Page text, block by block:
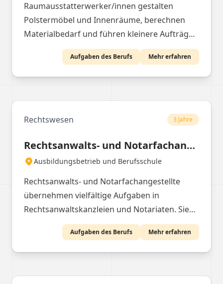
Raumausstatterwerker/innen gestalten
Polstermöbel und Innenräume, berechnen
Materialbedarf und führen kleinere Aufträge
selbstständig aus. Sie verlegen Teppichböden,
verkleiden Wände und Decken und
dekorieren Räume.
Aufgaben des Berufs Mehr erfahren
Rechtswesen 3 Jahre
Rechtsanwalts- und Notarfachangestellte/r
Ausbildungsbetrieb und Berufsschule
Rechtsanwalts- und Notarfachangestellte
übernehmen vielfältige Aufgaben in
Rechtsanwaltskanzleien und Notariaten. Sie
sind für die Organisation und Vorbereitung
von Terminen verantwortlich, führen Akten
und Kalender und unterstützen bei der
Aufgaben des Berufs Mehr erfahren